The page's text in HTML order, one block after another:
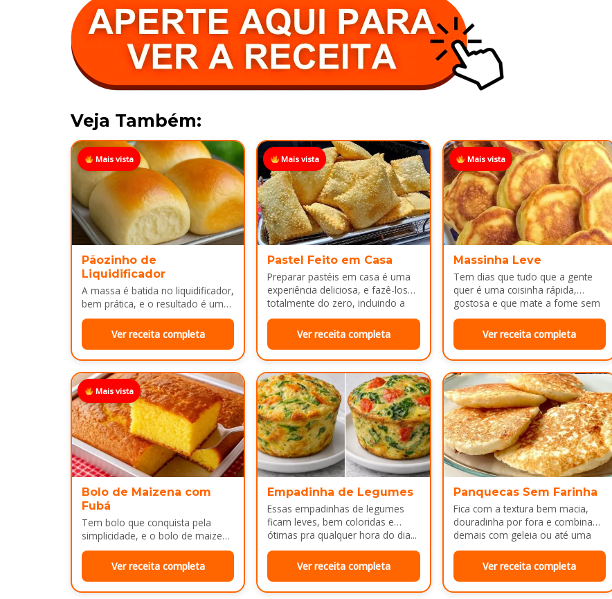
Veja Também:
Mais vista
Pãozinho de
Liquidificador
A massa é batida no liquidificador,
bem prática, e o resultado é um
pão leve, macio...
Ver receita completa
Mais vista
Pastel Feito em Casa
Preparar pastéis em casa é uma
experiência deliciosa, e fazê-los
totalmente do zero, incluindo a
massa, fica melhor ainda...
Ver receita completa
Mais vista
Massinha Leve
Tem dias que tudo que a gente
quer é uma coisinha rápida,
gostosa e que mate a fome sem
dar trabalho...
Ver receita completa
Mais vista
Bolo de Maizena com
Fubá
Tem bolo que conquista pela
simplicidade, e o bolo de maizena
com fubá é um ótimo exemplo..
Ver receita completa
Empadinha de Legumes
Essas empadinhas de legumes
ficam leves, bem coloridas e
ótimas pra qualquer hora do dia...
Ver receita completa
Panquecas Sem Farinha
Fica com a textura bem macia,
douradinha por fora e combina
demais com geleia ou até uma
manteiguinha derretendo por
Ver receita completa